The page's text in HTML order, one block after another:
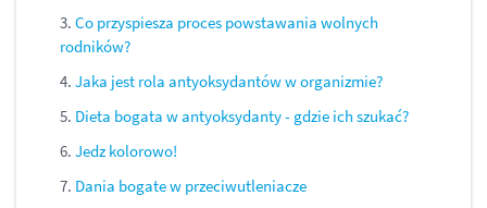
3. Co przyspiesza proces powstawania wolnych
rodników?
4. Jaka jest rola antyoksydantów w organizmie?
5. Dieta bogata w antyoksydanty - gdzie ich szukać?
6. Jedz kolorowo!
7. Dania bogate w przeciwutleniacze